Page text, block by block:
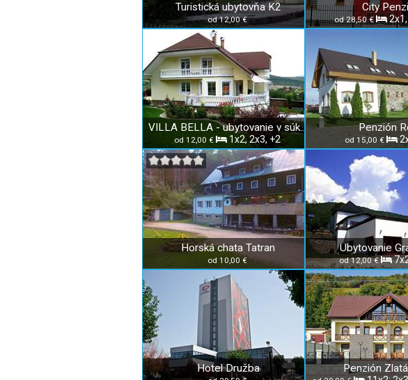
Turistická ubytovňa K2
od 12,00 €
City
od 28,50 €
VILLA BELLA - ubytovanie v súkromí
od 12,00 € 1x2, 2x3, +2
Penzión
od 15,00 €
Horská chata Tatran
od 10,00 €
Ubytovanie
od 12,00 €
Hotel Družba Penzión